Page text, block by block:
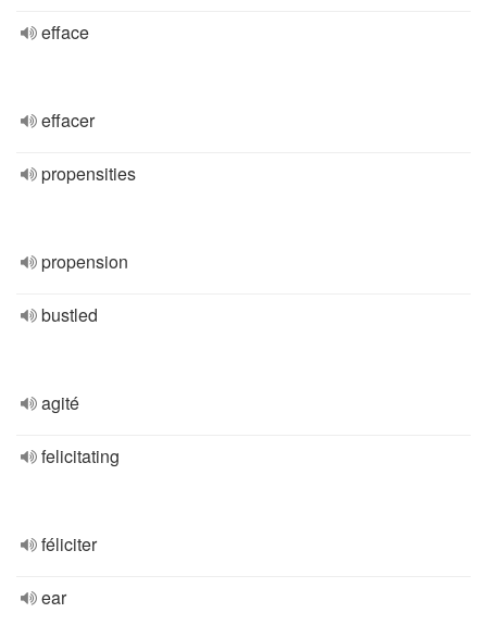
efface
effacer
propensities
propension
bustled
agité
felicitating
féliciter
ear